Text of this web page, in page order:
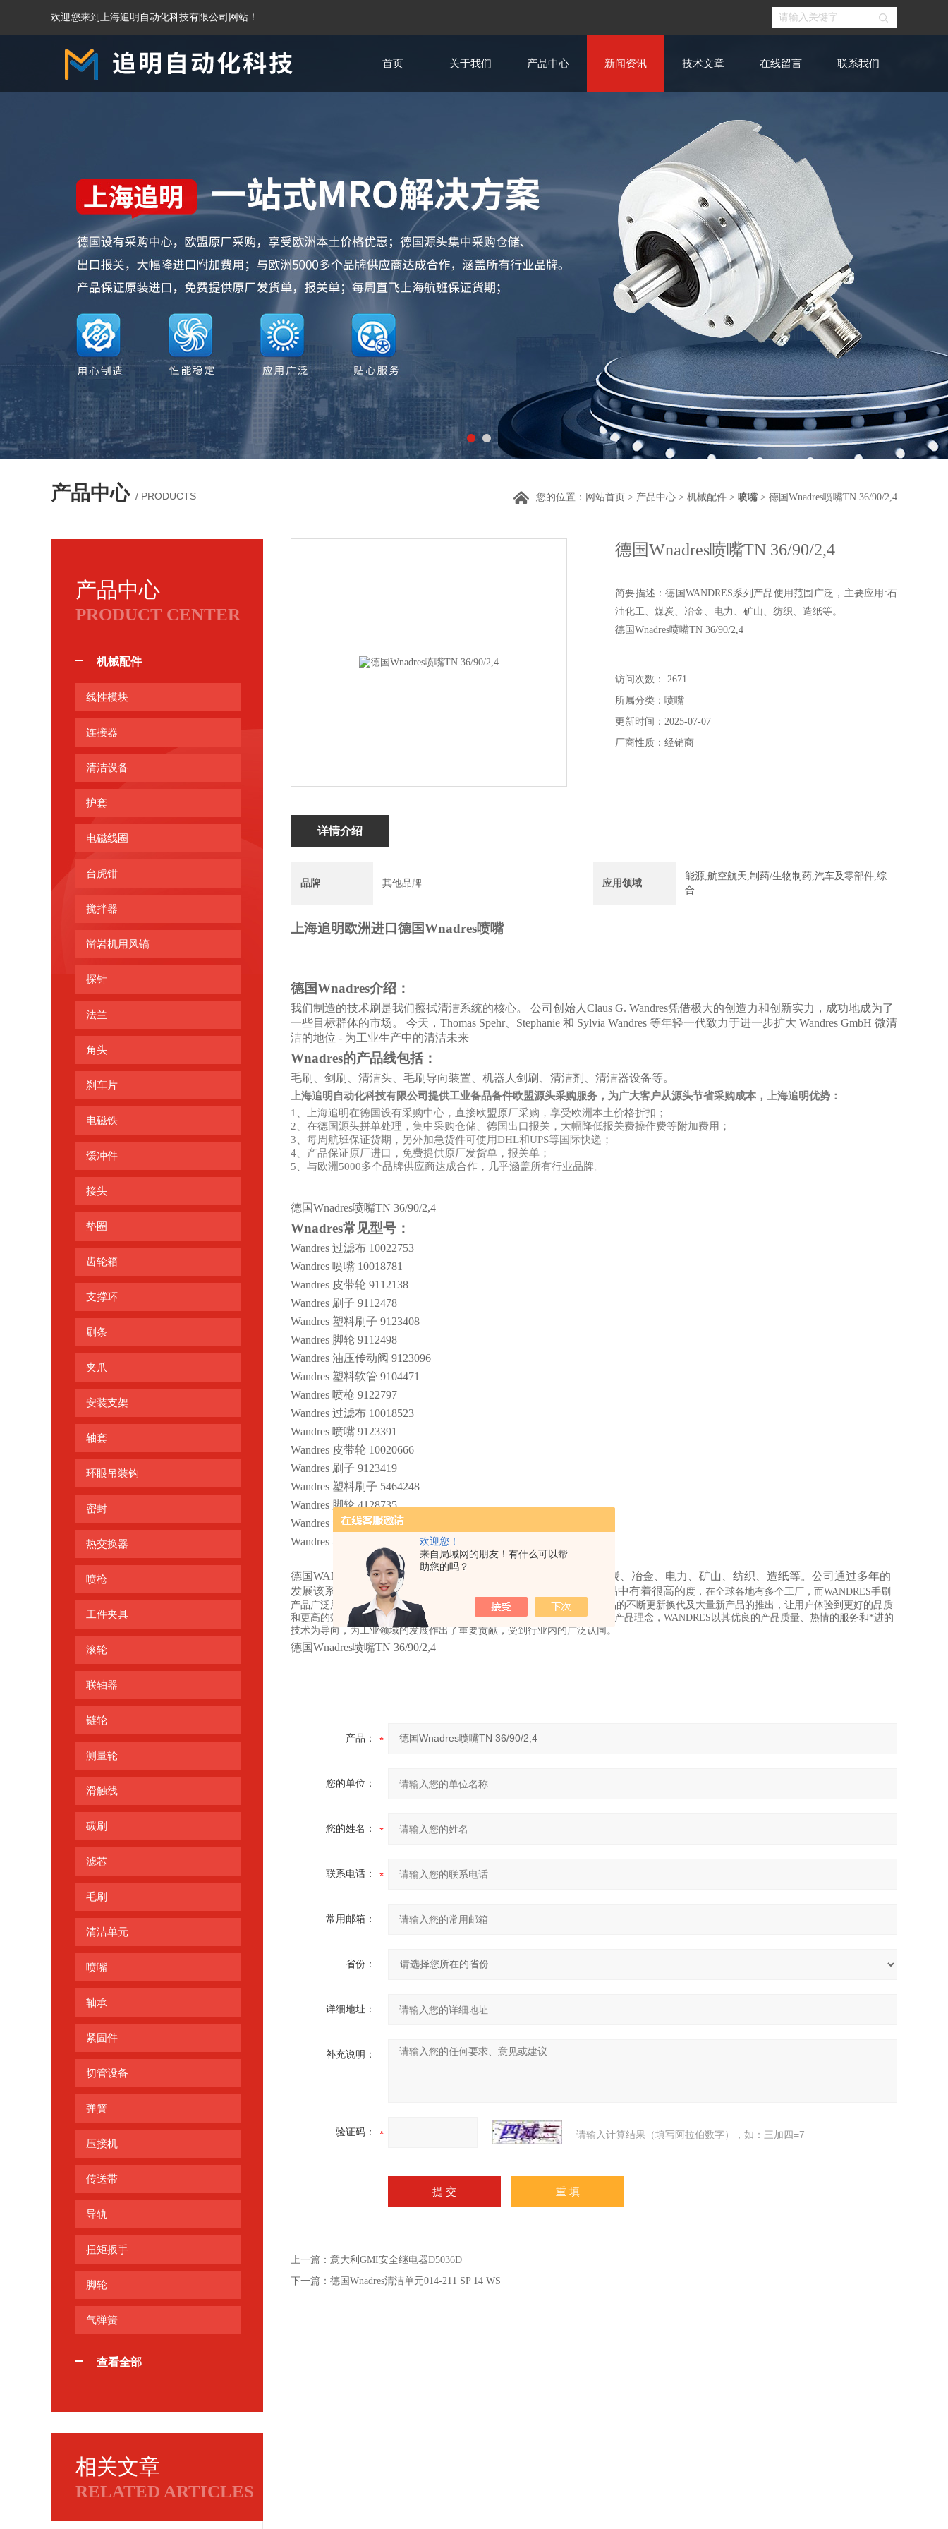
欢迎您！
来自局域网的朋友！有什么可以帮
助您的吗？
欢迎您来到上海追明自动化科技有限公司网站！
首页 关于我们 产品中心 新闻资讯 技术文章 在线留言 联系我们
产品中心 / PRODUCTS 您的位置： 网站首页 > 产品中心 > 机械配件 > 喷嘴> 德国Wnadres喷嘴TN 36/90/2,4
产品中心
PRODUCT CENTER
机械配件
线性模块
连接器
清洁设备
护套
电磁线圈
台虎钳
搅拌器
凿岩机用风镐
探针
法兰
角头
刹车片
电磁铁
缓冲件
接头
垫圈
齿轮箱
支撑环
刷条
夹爪
安装支架
轴套
环眼吊装钩
密封
热交换器
喷枪
工件夹具
滚轮
联轴器
链轮
测量轮
滑触线
碳刷
滤芯
毛刷
清洁单元
喷嘴
轴承
紧固件
切管设备
弹簧
压接机
传送带
导轨
扭矩扳手
脚轮
气弹簧
查看全部
相关文章
RELATED ARTICLES
德国Wnadres喷嘴TN 36/90/2,4
简要描述：德国WANDRES系列产品使用范围广泛，主要应用:石
油化工、煤炭、冶金、电力、矿山、纺织、造纸等。
德国Wnadres喷嘴TN 36/90/2,4
访问次数： 2671
所属分类：喷嘴
更新时间：2025-07-07
厂商性质：经销商
详情介绍
品牌 其他品牌 应用领域
能源,航空航天,制药/生物制药,汽车及零部件,综
合
上海追明 欧洲进口德国Wnadres喷嘴
德国Wnadres介绍 ：
我们制造的技术刷是我们擦拭清洁系统的核心。 公司创始人 Claus G. Wandres凭借极大的创造力和创新实力，成功地成为了
一些目标群体的市场。 今天，Thomas Spehr、Stephanie 和 Sylvia Wandres 等年轻一代致力于进一步扩大 Wandres GmbH 微清
洁的地位 - 为工业生产中的清洁未来
Wnadres的产品线包括：
毛刷、剑刷、清洁头、毛刷导向装置、机器人剑刷、清洁剂、清洁器设备等。
上海追明自动化科技有限公司 提供工业备品备件欧盟源头采购服务，为广大客户从源头节省采购成本 ，上海追明优势：
1、上海追明在德国设有采购中心，直接欧盟原厂采购，享受欧洲本土价格折扣 ；
2、在德国源头拼单处理，集中采购仓储、德国出口报关，大幅降低报关费操作费等附加费用；
3、每周航班保证货期，另外加急货件可使用DHL和UPS等国际快递；
4、产品保证原厂进口，免费提供原厂发货单，报关单；
5、与欧洲5000多个品牌供应商达成合作，几乎涵盖所有行业品牌。
德国Wnadres喷嘴TN 36/90/2,4
Wnadres常见型号：
Wandres 过滤布 10022753
Wandres 喷嘴 10018781
Wandres 皮带轮 9112138
Wandres 刷子 9112478
Wandres 塑料刷子 9123408
Wandres 脚轮 9112498
Wandres 油压传动阀 9123096
Wandres 塑料软管 9104471
Wandres 喷枪 9122797
Wandres 过滤布 10018523
Wandres 喷嘴 9123391
Wandres 皮带轮 10020666
Wandres 刷子 9123419
Wandres 塑料刷子 5464248
Wandres 脚轮 4128735
Wandres 油压传动阀 4082071
Wandres 塑料软管 9600055
德国WANDRES系列产品使用范围广泛，主要应用:石油化工、煤炭、冶金、电力、矿山、纺织、造纸等。公司通过多年的
发展该系列产品在世界各国业内获得广泛赞许和认同，品牌在产品中有着很高的度，在全球各地有多个工厂，而WANDRES手刷
产品广泛用干钢铁行业公司长期以来对产品的不断创新和优化，通过对产品的不断更新换代及大量新产品的推出，让用户体验到更好的品质
和更高的效率。WANDRES始终坚持对品质的精益求精及对细节严谨精神的产品理念，WANDRES以其优良的产品质量、热情的服务和*进的
技术为导向，为工业领域的发展作出了重要贡献，受到行业内的广泛认同。
德国Wnadres喷嘴TN 36/90/2,4
产品：
您的单位：
您的姓名：
联系电话：
常用邮箱：
省份：
详细地址：
补充说明：
验证码： 请输入计算结果（填写阿拉伯数字），如：三加四=7
上一篇： 意大利GMI安全继电器D5036D
下一篇： 德国Wnadres清洁单元014-211 SP 14 WS